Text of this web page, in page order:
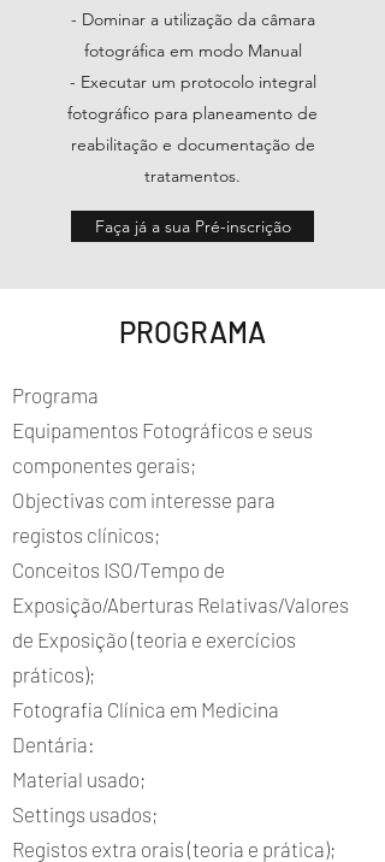
- Dominar a utilização da câmara
fotográfica em modo Manual
- Executar um protocolo integral
fotográfico para planeamento de
reabilitação e documentação de
tratamentos.
Faça já a sua Pré-inscrição
PROGRAMA
Programa
Equipamentos Fotográficos e seus
componentes gerais;
Objectivas com interesse para
registos clínicos;
Conceitos ISO/Tempo de
Exposição/Aberturas Relativas/Valores
de Exposição (teoria e exercícios
práticos);
Fotografia Clínica em Medicina
Dentária:
Material usado;
Settings usados;
Registos extra orais (teoria e prática);